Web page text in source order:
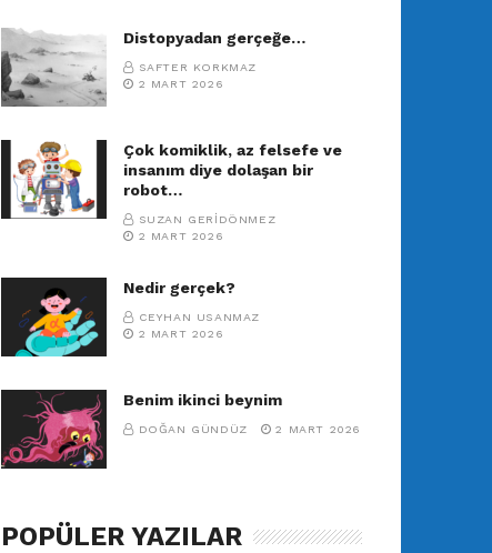
Distopyadan gerçeğe…
SAFTER KORKMAZ
2 MART 2026
Çok komiklik, az felsefe ve
insanım diye dolaşan bir
robot…
SUZAN GERIDÖNMEZ
2 MART 2026
Nedir gerçek?
CEYHAN USANMAZ
2 MART 2026
Benim ikinci beynim
DOĞAN GÜNDÜZ 2 MART 2026
POPÜLER YAZILAR